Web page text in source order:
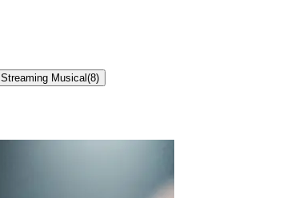
Streaming Musical (8)